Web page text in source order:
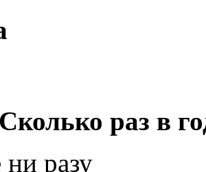
Сколько раз в
разу